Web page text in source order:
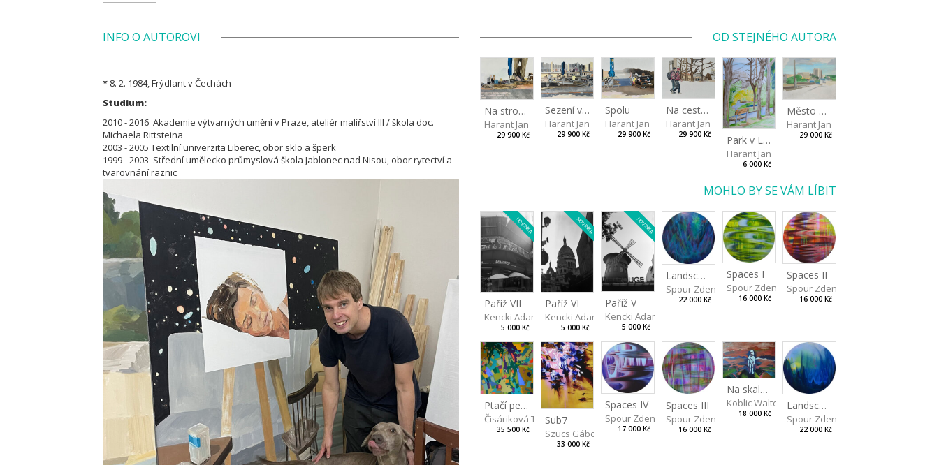
INFO O AUTOROVI
* 8. 2. 1984, Frýdlant v Čechách
Studium:
2010 - 2016 Akademie výtvarných umění v Praze, ateliér malířství III / škola doc.
Michaela Rittsteina
2003 - 2005 Textilní univerzita Liberec, obor sklo a šperk
1999 - 2003 Střední umělecko průmyslová škola Jablonec nad Nisou, obor rytectví a
tvarovnání raznic
OD STEJNÉHO AUTORA
Na stromových lavicích
Harant Jan
29 900 Kč
Sezení venku pod velkým stromem
Harant Jan
29 900 Kč
Spolu
Harant Jan
29 900 Kč
Na cestě do parku
Harant Jan
29 900 Kč Park v Liberci II
Harant Jan
6 000 Kč
Město pod širým nebem
Harant Jan
29 000 Kč
MOHLO BY SE VÁM LÍBIT
NOVINKA
Paříž VII
Kencki Adam
5 000 Kč
NOVINKA
Paříž VI
Kencki Adam
5 000 Kč
NOVINKA
Paříž V
Kencki Adam
5 000 Kč
Landscape III
Spour Zdeněk
22 000 Kč
Spaces I
Spour Zdeněk
16 000 Kč
Spaces II
Spour Zdeněk
16 000 Kč
Ptačí perspektiva
Čisáriková Táňa
35 500 Kč
Sub7
Szucs Gábor
33 000 Kč
Spaces IV
Spour Zdeněk
17 000 Kč
Spaces III
Spour Zdeněk
16 000 Kč
Na skalách
Koblic Walterová Martina
18 000 Kč
Landscape II
Spour Zdeněk
22 000 Kč